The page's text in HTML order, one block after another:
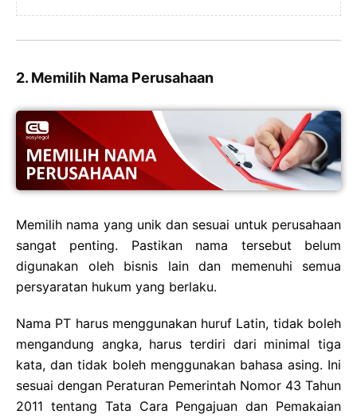
2. Memilih Nama Perusahaan
Memilih nama yang unik dan sesuai untuk perusahaan
sangat penting. Pastikan nama tersebut belum
digunakan oleh bisnis lain dan memenuhi semua
persyaratan hukum yang berlaku.
Nama PT harus menggunakan huruf Latin, tidak boleh
mengandung angka, harus terdiri dari minimal tiga
kata, dan tidak boleh menggunakan bahasa asing. Ini
sesuai dengan Peraturan Pemerintah Nomor 43 Tahun
2011 tentang Tata Cara Pengajuan dan Pemakaian